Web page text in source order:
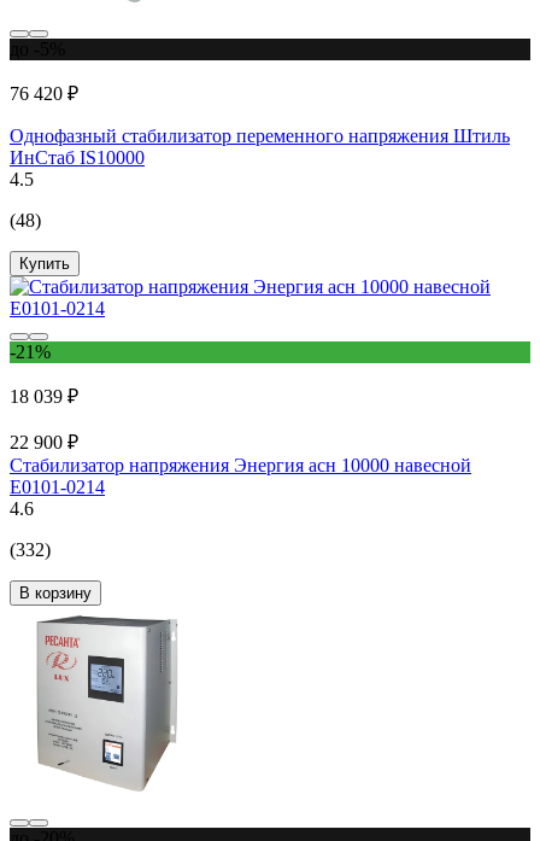
76 420 ₽
Однофазный стабилизатор переменного напряжения Штиль
ИнСтаб IS10000
4.5
(48)
Купить
-21%
18 039 ₽
22 900 ₽
Стабилизатор напряжения Энергия асн 10000 навесной
Е0101-0214
4.6
(332)
В корзину